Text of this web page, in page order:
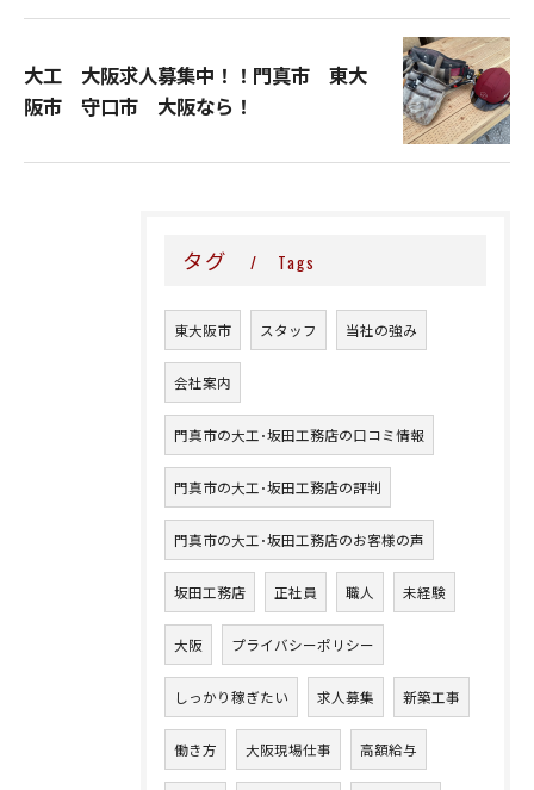
大工 大阪求人募集中！！門真市 東大
阪市 守口市 大阪なら！
タグ Tags
東大阪市 スタッフ 当社の強み
会社案内
門真市の大工･坂田工務店の口コミ情報
門真市の大工･坂田工務店の評判
門真市の大工･坂田工務店のお客様の声
坂田工務店 正社員 職人 未経験
大阪 プライバシーポリシー
しっかり稼ぎたい 求人募集 新築工事
働き方 大阪現場仕事 高額給与